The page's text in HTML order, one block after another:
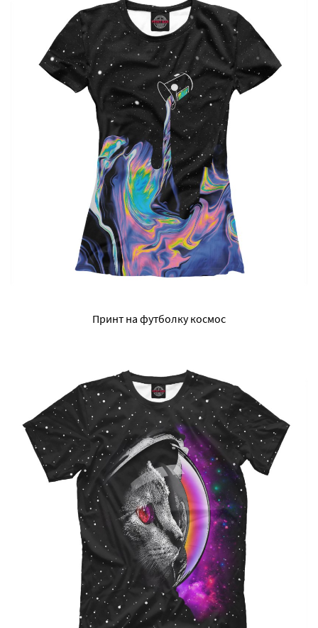
Принт на футболку космос